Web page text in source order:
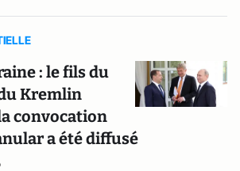
: le fils du
Kremlin
convocation
a été diffusé